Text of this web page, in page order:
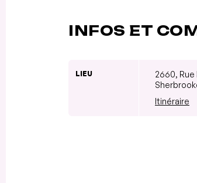
INFOS ET
LIEU
2660,
Itinéraire